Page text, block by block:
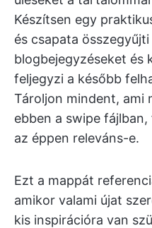
Készítsen egy
és csapata
blogbejegyzéseket és
feljegyzi a később
Tároljon mindent, ami
ebben a swipe
az éppen releváns-e.
Ezt a mappát
amikor valami újat
kis inspirációra van